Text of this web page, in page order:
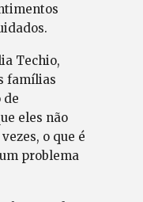
Techio,
famílias
de
eles não
o que é
problema